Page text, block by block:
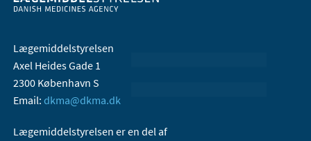
Lægemiddelstyrelsen
Axel Heides Gade 1
2300 København S
Email: dkma@dkma.dk
Lægemiddelstyrelsen er en del af